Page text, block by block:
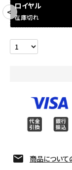
ACCOUNT MENU
meeting_room
ロイヤル
在庫切れ
商品について